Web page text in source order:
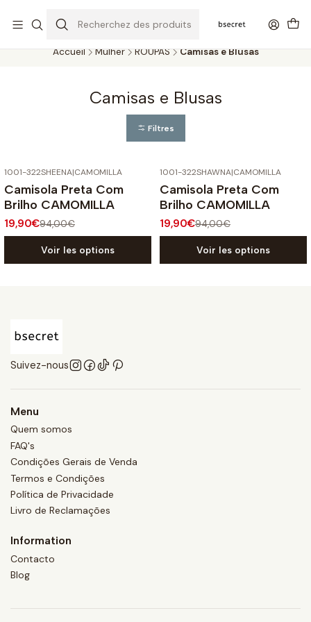
A 5 DIAS
Accueil Mulher ROUPAS Camisas e Blusas
Camisas e Blusas
Filtres
-79%OFF
1001-322SHEENA|CAMOMILLA
Camisola Preta Com
Brilho CAMOMILLA
19,90€94,00€
Voir les options
-79%OFF
1001-322SHAWNA|CAMOMILLA
Camisola Preta Com
Brilho CAMOMILLA
19,90€94,00€
Voir les options
Suivez-nous
Menu
Quem somos
FAQ's
Condições Gerais de Venda
Termos e Condições
Política de Privacidade
Livro de Reclamações
Information
Contacto
Blog